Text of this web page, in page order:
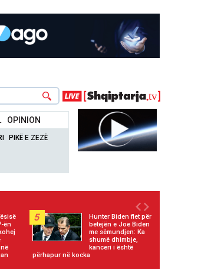
OPINION
PIKË E ZEZË
ën
5
Hunter Biden flet për
betejën e Joe Biden
me sëmundjen: Ka
shumë dhimbje,
kanceri i është
përhapur në kocka